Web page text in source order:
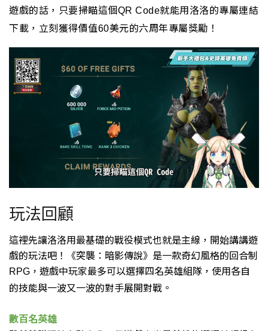
遊戲的話，只要掃瞄這個QR Code就能用洛洛的專屬連結
下載， 立刻獲得價值60美元的六周年專屬獎勵！
玩法回顧
這裡先讓洛洛用最基礎的戰役模式也就是主線， 開始講講遊
戲的玩法吧！
《突襲：暗影傳說》是一款奇幻風格的回合制
RPG， 遊戲中玩家最多可以選擇四名英雄組隊， 使用各自
的技能與一波又一波的對手展開對戰。
數百名英雄